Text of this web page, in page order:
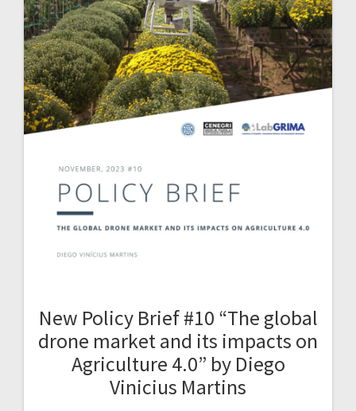
New Policy Brief #10 “The global
drone market and its impacts on
Agriculture 4.0” by Diego
Vinicius Martins